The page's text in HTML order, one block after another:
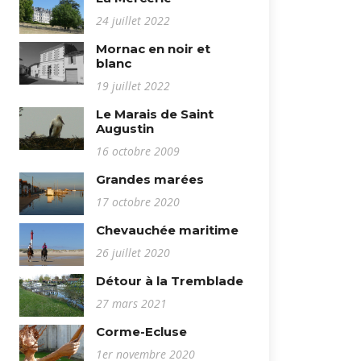
24 juillet 2022
Mornac en noir et
blanc
19 juillet 2022
Le Marais de Saint
Augustin
16 octobre 2009
Grandes marées
17 octobre 2020
Chevauchée maritime
26 juillet 2020
Détour à la Tremblade
27 mars 2021
Corme-Ecluse
1er novembre 2020